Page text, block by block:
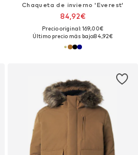
Chaqueta de invierno 'Everest'
84,92€
Precio original: 169,00€
Último precio más bajo:84,92€